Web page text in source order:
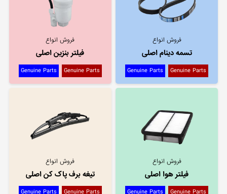
فروش انواع
تسمه دینام اصلی
Genuine Parts
Genuine Parts
فروش انواع
فیلتر بنزین اصلی
Genuine Parts
Genuine Parts
فروش انواع
فیلتر هوا اصلی
Genuine Parts
Genuine Parts
فروش انواع
تیغه برف پاک کن اصلی
Genuine Parts
Genuine Parts